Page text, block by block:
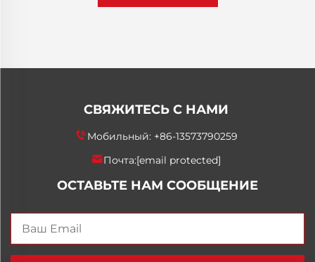
СВЯЖИТЕСЬ С НАМИ
Мобильный: +86-13573790259
Почта:[email protected]
ОСТАВЬТЕ НАМ СООБЩЕНИЕ